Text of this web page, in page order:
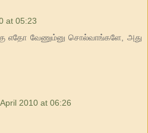
at 05:23
எதோ வேணும்னு சொல்வாங்களே, அது
2010 at 06:26